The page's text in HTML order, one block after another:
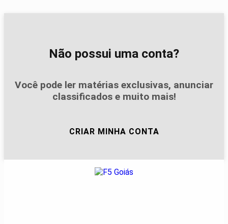
Não possui uma conta?
Você pode ler matérias exclusivas, anunciar
classificados e muito mais!
CRIAR MINHA CONTA